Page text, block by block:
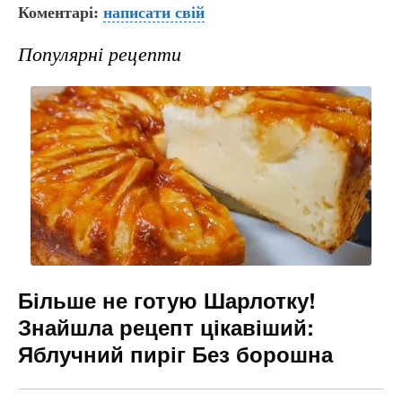
c
e
b
o
o
k
er e
gr
a
m
s
e
n
g
er
Коментарі: написати свій
Популярні рецепти
Більше не готую Шарлотку!
Знайшла рецепт цікавіший:
Яблучний пиріг Без борошна